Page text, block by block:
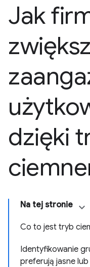
Jak
dzięki
Na tej stronie
Co to jest tryb
Identyfikowanie
preferują jasne